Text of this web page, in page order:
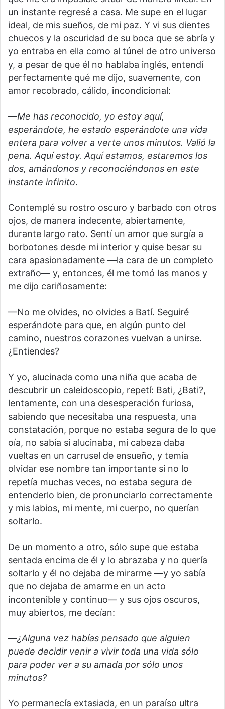
un instante regresé a casa. Me supe en el lugar
ideal, de mis sueños, de mi paz. Y vi sus dientes
chuecos y la oscuridad de su boca que se abría y
yo entraba en ella como al túnel de otro universo
y, a pesar de que él no hablaba inglés, entendí
perfectamente qué me dijo, suavemente, con
amor recobrado, cálido, incondicional:
—Me has reconocido, yo estoy aquí,
esperándote, he estado esperándote una vida
entera para volver a verte unos minutos. Valió la
pena. Aquí estoy. Aquí estamos, estaremos los
dos, amándonos y reconociéndonos en este
instante infinito.
Contemplé su rostro oscuro y barbado con otros
ojos, de manera indecente, abiertamente,
durante largo rato. Sentí un amor que surgía a
borbotones desde mi interior y quise besar su
cara apasionadamente —la cara de un completo
extraño— y, entonces, él me tomó las manos y
me dijo cariñosamente:
—No me olvides, no olvides a Batí. Seguiré
esperándote para que, en algún punto del
camino, nuestros corazones vuelvan a unirse.
¿Entiendes?
Y yo, alucinada como una niña que acaba de
descubrir un caleidoscopio, repetí: Bati, ¿Bati?,
lentamente, con una desesperación furiosa,
sabiendo que necesitaba una respuesta, una
constatación, porque no estaba segura de lo que
oía, no sabía si alucinaba, mi cabeza daba
vueltas en un carrusel de ensueño, y temía
olvidar ese nombre tan importante si no lo
repetía muchas veces, no estaba segura de
entenderlo bien, de pronunciarlo correctamente
y mis labios, mi mente, mi cuerpo, no querían
soltarlo.
De un momento a otro, sólo supe que estaba
sentada encima de él y lo abrazaba y no quería
soltarlo y él no dejaba de mirarme —y yo sabía
que no dejaba de amarme en un acto
incontenible y continuo— y sus ojos oscuros,
muy abiertos, me decían:
—¿Alguna vez habías pensado que alguien
puede decidir venir a vivir toda una vida sólo
para poder ver a su amada por sólo unos
minutos?
Yo permanecía extasiada, en un paraíso ultra